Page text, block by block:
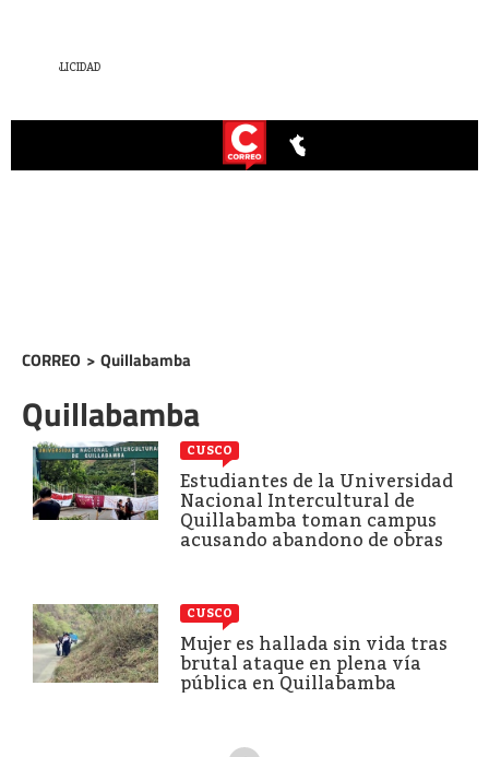
CORREO > Quillabamba
Quillabamba
CUSCO
Estudiantes de la Universidad
Nacional Intercultural de
Quillabamba toman campus
acusando abandono de obras
CUSCO
Mujer es hallada sin vida tras
brutal ataque en plena vía
pública en Quillabamba